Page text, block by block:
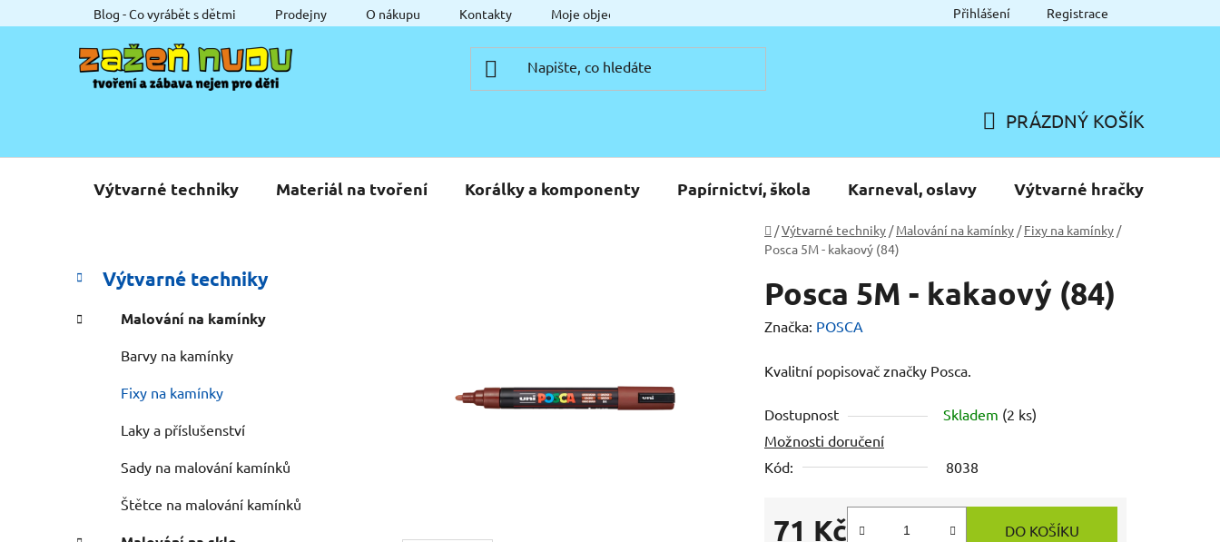
na
Blog - Co vyrábět s dětmi Prodejny O nákupu Kontakty Moje objednávka Přihlášení Registrace
KOŠÍK
PRÁZDNÝ KOŠÍK
Výtvarné techniky Materiál na tvoření Korálky a komponenty Papírnictví, škola Karneval, oslavy Výtvarné hračky
Domů
/Výtvarné techniky / Malování na kamínky / Fixy na kamínky /
Posca 5M - kakaový (84)
P
o
s
Přeskočit
kategorie
K
a
e
Výtvarné techniky
Malování na kamínky
Barvy na kamínky
Fixy na kamínky
Laky a příslušenství
Sady na malování kamínků
Štětce na malování kamínků
Posca 5M - kakaový (84)
Značka: POSCA
Kvalitní popisovač značky Posca.
Dostupnost Skladem (2 ks)
Možnosti doručení
Kód:
8038
71 Kč DO KOŠÍKU